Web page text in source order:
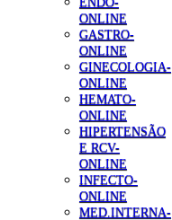
ONLINE
GASTRO-
ONLINE
GINECOLOGIA-
ONLINE
HEMATO-
ONLINE
HIPERTENSÃO
E RCV-
ONLINE
INFECTO-
ONLINE
MED.INTERNA-